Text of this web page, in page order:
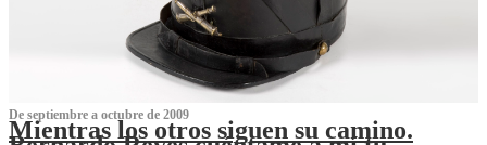
De septiembre a octubre de 2009
Mientras los otros siguen su camino.